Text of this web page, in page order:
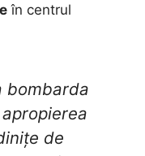
în centrul
bombarda
de